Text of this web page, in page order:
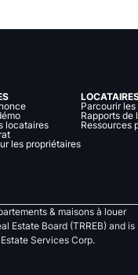
locataires
les propriétaires
Parcourir
Rapports de
Ressources
& maisons à louer
Estate Board (TRREB) and is
Services Corp.